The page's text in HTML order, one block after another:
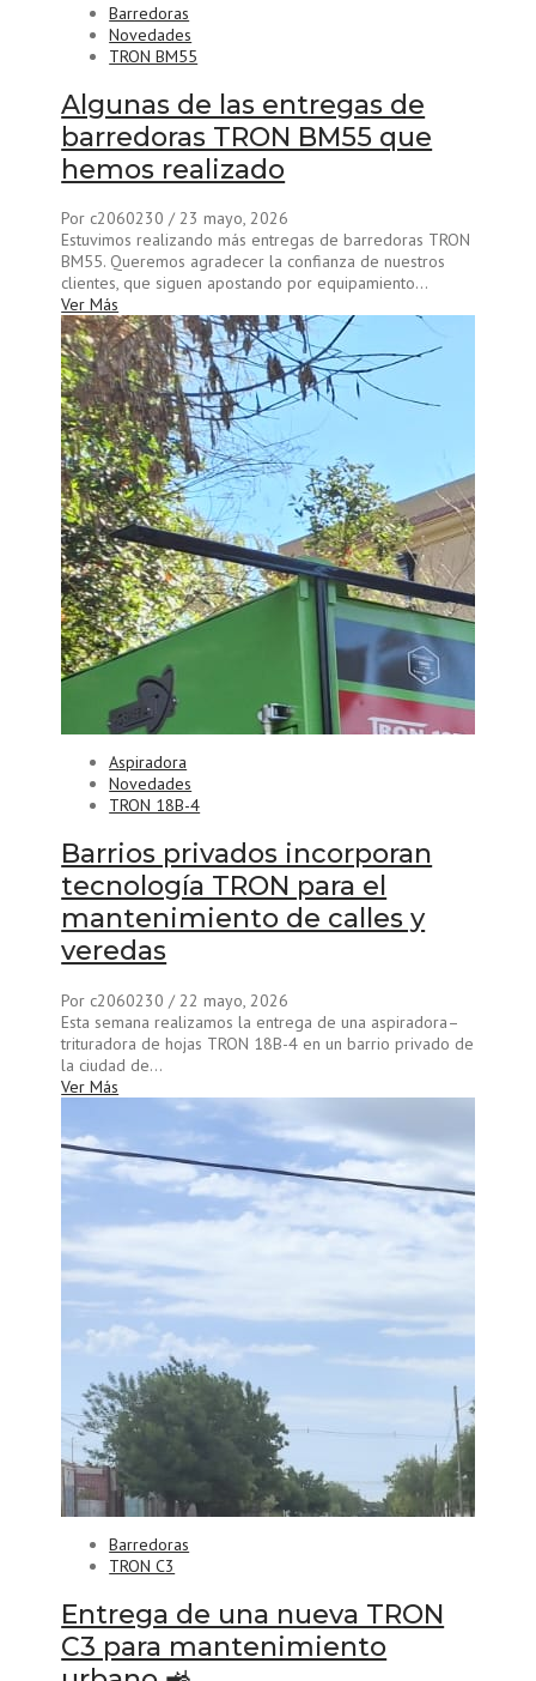
Barredoras
Novedades
TRON BM55
Algunas de las entregas de
barredoras TRON BM55 que
hemos realizado
Por c2060230 / 23 mayo, 2026
Estuvimos realizando más entregas de barredoras TRON
BM55. Queremos agradecer la confianza de nuestros
clientes, que siguen apostando por equipamiento...
Ver Más
Aspiradora
Novedades
TRON 18B-4
Barrios privados incorporan
tecnología TRON para el
mantenimiento de calles y
veredas
Por c2060230 / 22 mayo, 2026
Esta semana realizamos la entrega de una aspiradora–
trituradora de hojas TRON 18B-4 en un barrio privado de
la ciudad de...
Ver Más
Barredoras
TRON C3
Entrega de una nueva TRON
C3 para mantenimiento